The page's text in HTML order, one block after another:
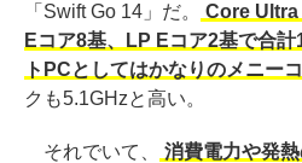
「Swift Go 14」だ。
Core Ultra
Eコア8基、LP Eコア2基で合
トPCとしてはかなりのメニー
クも5.1GHzと高い。
それでいて、
消費電力や発